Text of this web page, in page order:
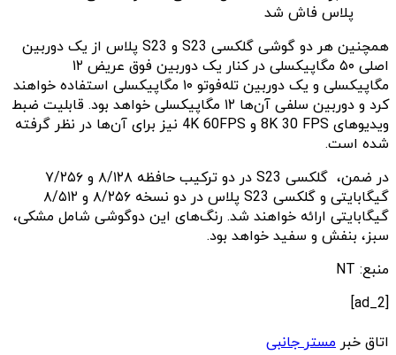
همچنین هر دو گوشی گلکسی S23 و S23 پلاس از یک دوربین
اصلی ۵۰ مگاپیکسلی در کنار یک دوربین فوق عریض ۱۲
مگاپیکسلی و یک دوربین تله‌فوتو ۱۰ مگاپیکسلی استفاده خواهند
کرد و دوربین سلفی آن‌ها ۱۲ مگاپیکسلی خواهد بود. قابلیت ضبط
ویدیوهای 8K 30 FPS و 4K 60FPS نیز برای آن‌ها در نظر گرفته
شده است.
در ضمن، گلکسی S23 در دو ترکیب حافظه ۸/۱۲۸ و ۷/۲۵۶
گیگابایتی و گلکسی S23 پلاس در دو نسخه ۸/۲۵۶ و ۸/۵۱۲
گیگابایتی ارائه خواهند شد. رنگ‌های این دو‌گوشی شامل مشکی،
سبز، بنفش و سفید خواهد بود.
منبع: NT
[ad_2]
اتاق خبر مستر جانبی